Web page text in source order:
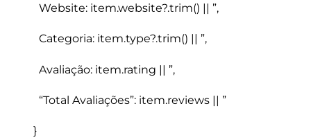
Website: item.website?.trim() || ”,
Categoria: item.type?.trim() || ”,
Avaliação: item.rating || ”,
“Total Avaliações”: item.reviews || ”
}